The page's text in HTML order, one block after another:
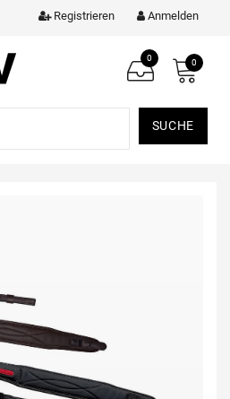
Anmelden
Registrieren
SUCHE
0 0